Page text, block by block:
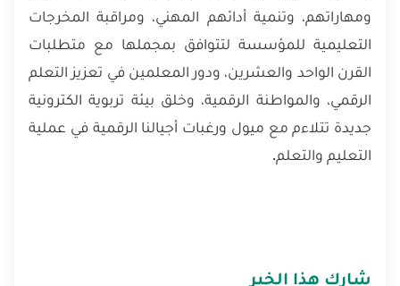
ومهاراتهم، وتنمية أدائهم المهني، ومراقبة المخرجات
التعليمية للمؤسسة لتتوافق بمجملها مع متطلبات
القرن الواحد والعشرين، ودور المعلمين في تعزيز التعلم
الرقمي، والمواطنة الرقمية، وخلق بيئة تربوية الكترونية
جديدة تتلاءم مع ميول ورغبات أجيالنا الرقمية في عملية
التعليم والتعلم.
شارك هذا الخبر